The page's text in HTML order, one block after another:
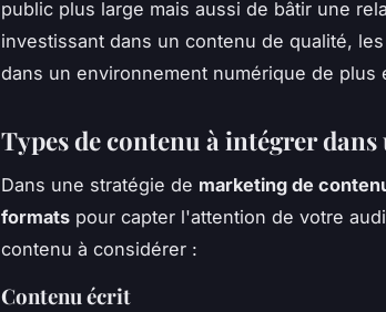
public plus large mais aussi de bâtir une
investissant dans un contenu de qualité,
dans un environnement numérique de plus
Types de contenu à intégrer
Dans une stratégie de marketing de
formats pour capter l'attention de votre
contenu à considérer :
Contenu écrit